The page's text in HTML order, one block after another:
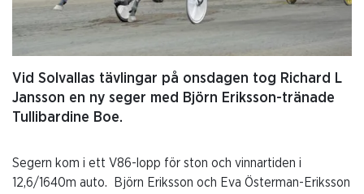
Vid Solvallas tävlingar på onsdagen tog Richard L
Jansson en ny seger med Björn Eriksson-tränade
Tullibardine Boe.
Segern kom i ett V86-lopp för ston och vinnartiden i
12,6/1640m auto. Björn Eriksson och Eva Österman-Eriksson